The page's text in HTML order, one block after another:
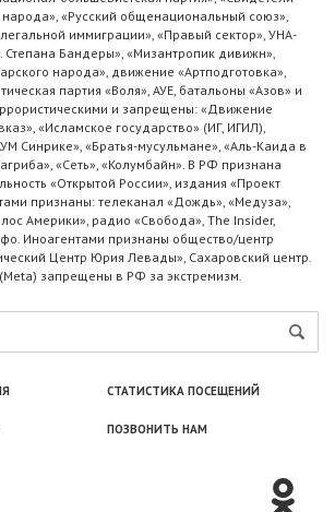
«Русский общенациональный союз»,
иммиграции», «Правый сектор», УНА-
Степана Бандеры», «Мизантропик дивижн»,
народа», движение «Артподготовка»,
партия «Воля», АУЕ, батальоны «Азов» и
и запрещены: «Движение
«Исламское государство» (ИГ, ИГИЛ),
Синрике», «Братья-мусульмане», «Аль-Каида в
«Сеть», «Колумбайн». В РФ признана
«Открытой России», издания «Проект
признаны: телеканал «Дождь», «Медуза»,
Америки», радио «Свобода», The Insider,
Иноагентами признаны общество/центр
Центр Юрия Левады», Сахаровский центр.
запрещены в РФ за экстремизм.
СТАТИСТИКА ПОСЕЩЕНИЙ
ПОЗВОНИТЬ НАМ